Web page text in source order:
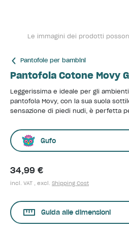
Le immagini dei prodotti
Pantofole per bambini
Pantofola Cotone Movy
Leggerissima e ideale per gli
pantofola Movy, con la sua suola
sensazione di piedi nudi, è perfetta
Gufo
34,99 €
incl. VAT , excl. Shipping Cost
Guida alle dimensioni